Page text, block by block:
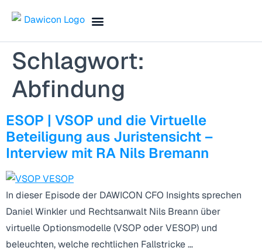
Schlagwort:
Abfindung
ESOP | VSOP und die Virtuelle
Beteiligung aus Juristensicht –
Interview mit RA Nils Bremann
In dieser Episode der DAWICON CFO Insights sprechen
Daniel Winkler und Rechtsanwalt Nils Breann über
virtuelle Optionsmodelle (VSOP oder VESOP) und
beleuchten, welche rechtlichen Fallstricke …